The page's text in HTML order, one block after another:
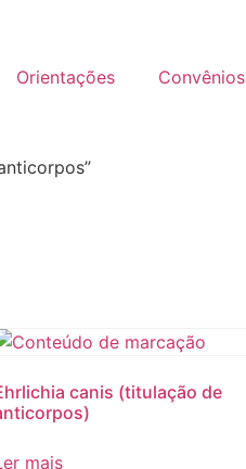
Orientações Convênios
canis (titulação de
mais